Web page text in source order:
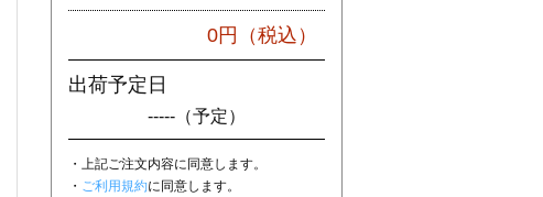
0円（税込）
出荷予定日
----- （予定）
・上記ご注文内容に同意します。
・ ご利用規約に同意します。